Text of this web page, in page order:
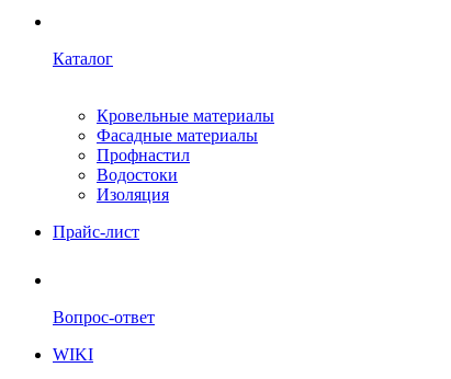
Каталог
Кровельные материалы
Фасадные материалы
Профнастил
Водостоки
Изоляция
Прайс-лист
Вопрос-ответ
WIKI